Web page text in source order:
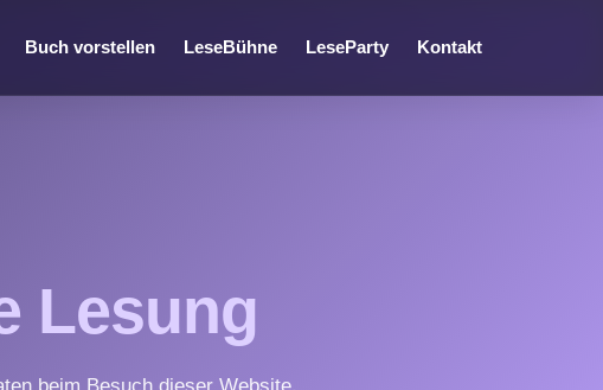
Buch vorstellen LeseBühne LeseParty Kontakt
Lesung
beim Besuch dieser Website.